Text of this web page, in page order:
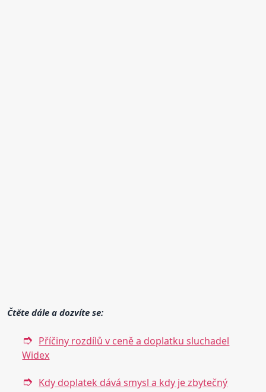
Čtěte dále a dozvíte se:
Příčiny rozdílů v ceně a doplatku sluchadel
Widex
Kdy doplatek dává smysl a kdy je zbytečný